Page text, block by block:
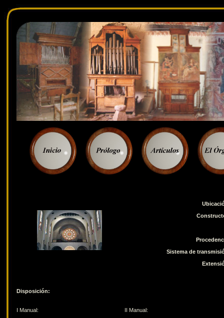
Sistema de
Disposición:
I Manual:
II Manual: